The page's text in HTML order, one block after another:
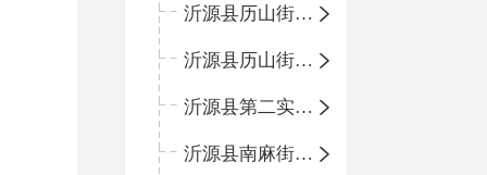
沂源县历山街道办事处荆山路小学
沂源县历山街道办事处鲁山路小学
沂源县第二实验中学
沂源县南麻街道办事处中心小学